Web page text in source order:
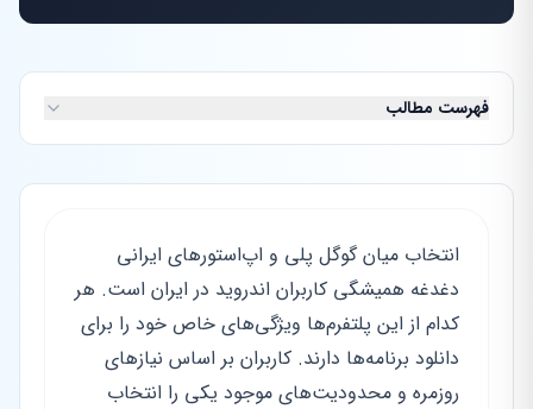
فهرست مطالب
انتخاب میان گوگل پلی و اپ‌استورهای ایرانی
دغدغه همیشگی کاربران اندروید در ایران است. هر
کدام از این پلتفرم‌ها ویژگی‌های خاص خود را برای
دانلود برنامه‌ها دارند. کاربران بر اساس نیازهای
روزمره و محدودیت‌های موجود یکی را انتخاب